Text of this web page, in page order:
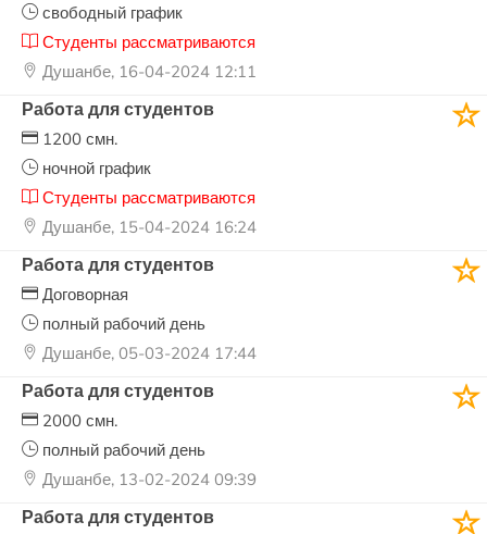
свободный график
Студенты рассматриваются
Душанбе, 16-04-2024 12:11
Работа для студентов
1200 смн.
ночной график
Студенты рассматриваются
Душанбе, 15-04-2024 16:24
Работа для студентов
Договорная
полный рабочий день
Душанбе, 05-03-2024 17:44
Работа для студентов
2000 смн.
полный рабочий день
Душанбе, 13-02-2024 09:39
Работа для студентов